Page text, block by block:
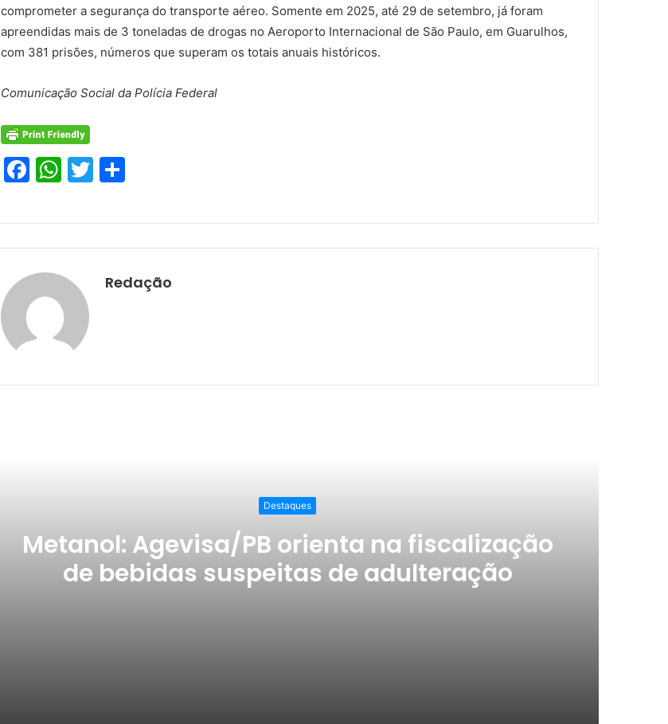
comprometer a segurança do transporte aéreo. Somente em 2025, até 29 de setembro, já foram
apreendidas mais de 3 toneladas de drogas no Aeroporto Internacional de São Paulo, em Guarulhos,
com 381 prisões, números que superam os totais anuais históricos.
Comunicação Social da Polícia Federal
F
c
e
b
o
o
k
W
at
s
A
p
p
T
itt
er
ar
e
Redação
Destaques
Metanol: Agevisa/PB orienta na fiscalização
de bebidas suspeitas de adulteração